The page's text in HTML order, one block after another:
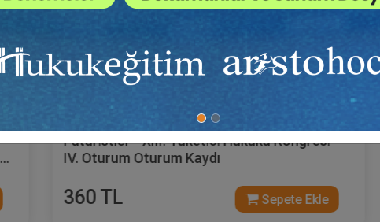
Futuri̇stler - XIII. Tüketi̇ci̇ Hukuku Kongresi̇ -
IV. Oturum Oturum Kaydı
360 TL Sepete Ekle